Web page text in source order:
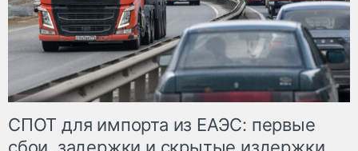
СПОТ для импорта из ЕАЭС: первые